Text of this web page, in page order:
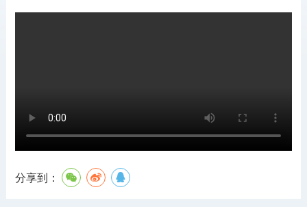
分享到：